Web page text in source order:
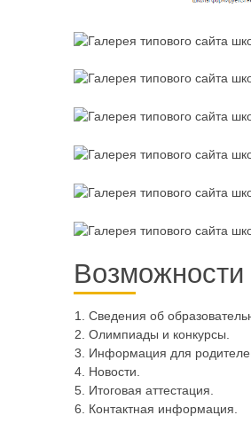
Сведения об
Олимпиады и конкурсы.
Информация для
Новости.
Итоговая аттестация.
Контактная информация.